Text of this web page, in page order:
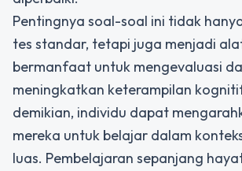
Pentingnya soal-soal ini tidak
tes standar, tetapi juga menjadi
bermanfaat untuk mengevaluasi
meningkatkan keterampilan
demikian, individu dapat
mereka untuk belajar dalam
luas. Pembelajaran sepanjang